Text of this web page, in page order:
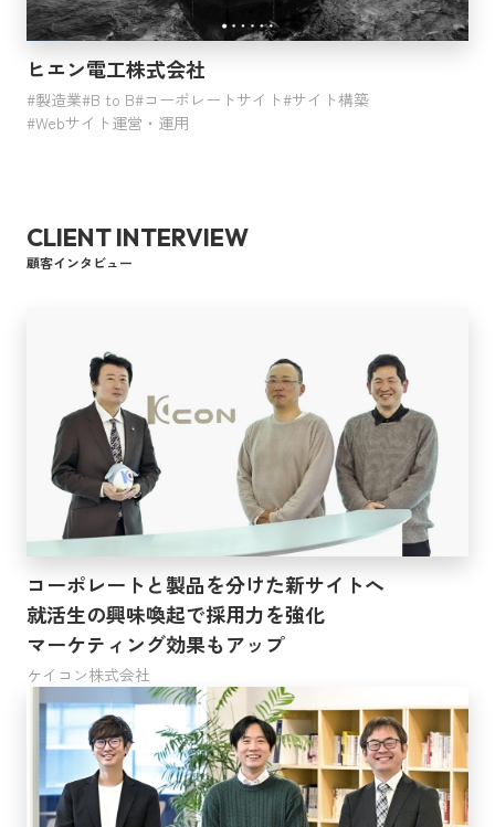
ヒエン電工株式会社
製造業 B to B コーポレートサイト サイト構築
Webサイト運営・運用
CLIENT INTERVIEW
顧客インタビュー
コーポレートと製品を分けた新サイトへ
就活生の興味喚起で採用力を強化
マーケティング効果もアップ
ケイコン株式会社